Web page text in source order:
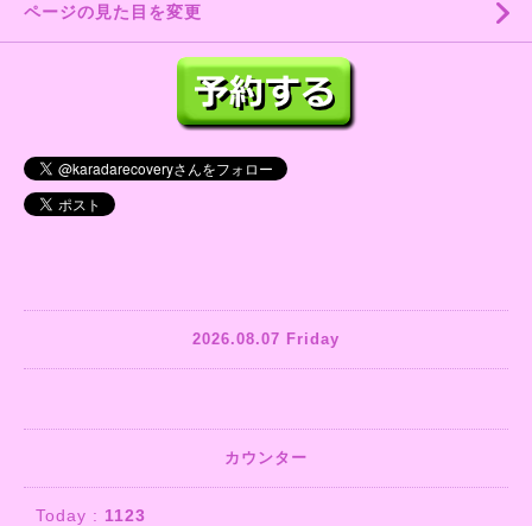
ページの見た目を変更
2026.08.07 Friday
カウンター
Today : 1123